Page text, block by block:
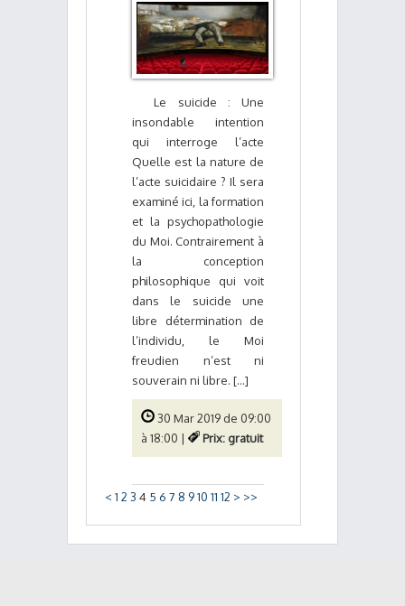
­Le suicide : Une
insondable intention
qui interroge l’acte
Quelle est la nature de
l’acte suicidaire ? Il sera
examiné ici, la formation
et la psychopathologie
du Moi. Contrairement à
la conception
philosophique qui voit
dans le suicide une
libre détermination de
l’individu, le Moi
freudien n’est ni
souverain ni libre. [...]
30 Mar 2019 de 09:00
à 18:00 |
Prix: gratuit
< 1 2 3 4 5 6 7 8 910 11 12 > >>